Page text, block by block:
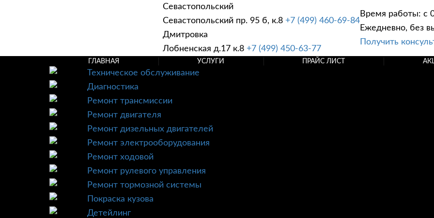
Севастопольский
Севастопольский пр. 95 б, к.8 +7 (499) 460-69-84
Дмитровка
Лобненская д.17 к.8 +7 (499) 450-63-77
Время работы: с
Ежедневно, без
Получить
ГЛАВНАЯ УСЛУГИ ПРАЙС ЛИСТ
Техническое обслуживание
Диагностика
Ремонт трансмиссии
Ремонт двигателя
Ремонт дизельных двигателей
Ремонт электрооборудования
Ремонт ходовой
Ремонт рулевого управления
Ремонт тормозной системы
Покраска кузова
Детейлинг